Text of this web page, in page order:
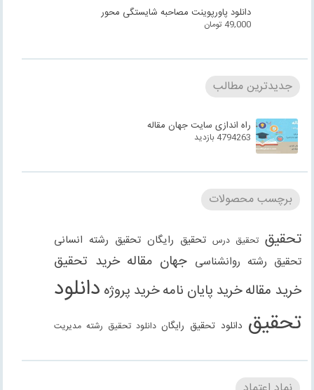
دانلود پاورپوینت مصاحبه شایستگی محور
49,000 تومان
جدیدترین مطالب
راه اندازی سایت جهان مقاله
4794263 بازدید
برچسب محصولات
تحقیق تحقیق درس تحقیق رایگان تحقیق رشته انسانی
تحقیق رشته روانشناسی جهان مقاله خرید تحقیق
خرید مقالهخرید پایان نامهخرید پروژه دانلود
تحقیق دانلود تحقیق رایگان دانلود تحقیق رشته مدیریت
دانلود مقاله دانلود مقاله رایگان دانلود مقاله رشته
انسانی